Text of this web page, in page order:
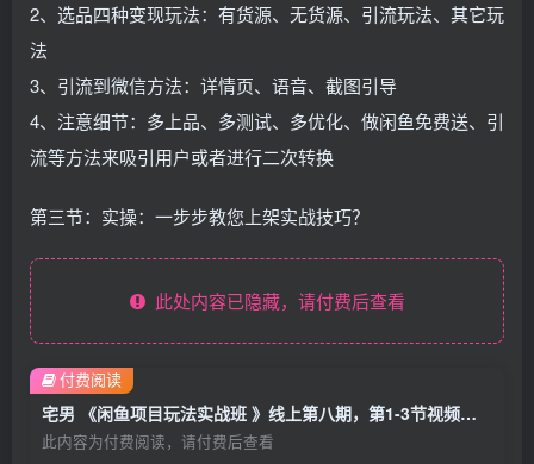
2、选品四种变现玩法：有货源、无货源、引流玩法、其它玩
法
3、引流到微信方法：详情页、语音、截图引导
4、注意细节：多上品、多测试、多优化、做闲鱼免费送、引
流等方法来吸引用户或者进行二次转换
第三节：实操：一步步教您上架实战技巧？
此处内容已隐藏，请付费后查看
宅男 《闲鱼项目玩法实战班 》线上第八期，第1-3节视频课（无水印）
此内容为付费阅读，请付费后查看
付费阅读